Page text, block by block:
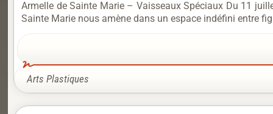
Armelle de Sainte Marie – Vaisseaux Spéciaux Du 11
Sainte Marie nous amène dans un espace indéfini entre
Arts Plastiques